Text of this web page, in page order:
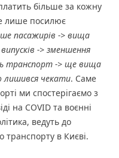
більше за кожну
лише посилює
пасажирів -> вища
-> зменшення
транспорт -> ще вища
лишився чекати. Саме
ми спостерігаємо з
на COVID та воєнні
ведуть до
транспорту в Києві.